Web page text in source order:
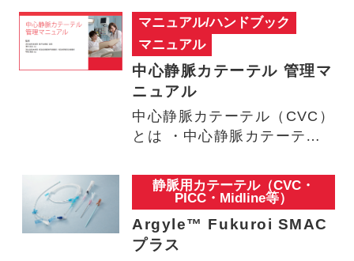
マニュアル/ハンドブック
マニュアル
中心静脈カテーテル 管理マ
ニュアル
中心静脈カテーテル（CVC）
とは ・中心静脈カテーテル
静脈用カテーテル（CVC・
PICC・Midline等）
Argyle™ Fukuroi SMAC
プラス